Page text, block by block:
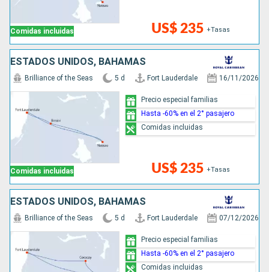
Comidas incluidas US$ 235 +Tasas
ESTADOS UNIDOS, BAHAMAS
Comidas incluidas
Brilliance of the Seas 5 d Fort Lauderdale 16/11/2026
US$ 235 +Tasas
Precio especial familias
Hasta -60% en el 2° pasajero
Comidas incluidas
ESTADOS UNIDOS, BAHAMAS
Brilliance of the Seas 5 d Fort Lauderdale 07/12/2026
Precio especial familias
Hasta -60% en el 2° pasajero
Comidas incluidas